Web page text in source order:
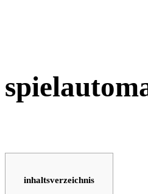
inhaltsverzeichnis